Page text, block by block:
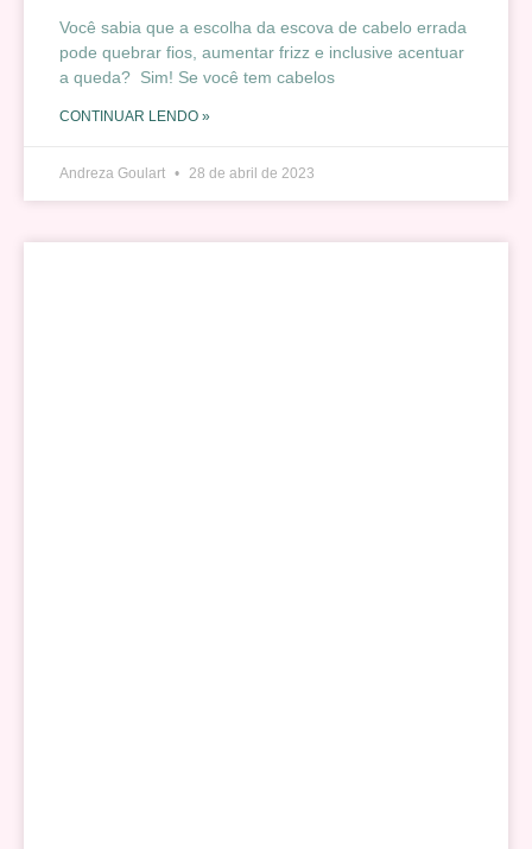
Você sabia que a escolha da escova de cabelo errada
pode quebrar fios, aumentar frizz e inclusive acentuar
a queda? Sim! Se você tem cabelos
CONTINUAR LENDO »
Andreza Goulart 28 de abril de 2023